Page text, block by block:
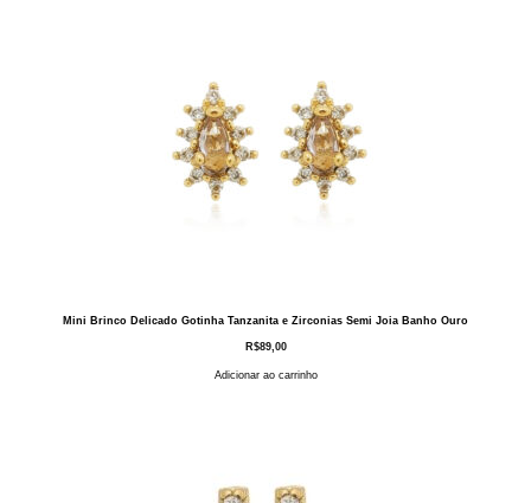
Mini Brinco Delicado Gotinha Tanzanita e Zirconias Semi Joia Banho Ouro
R$89,00
Adicionar ao carrinho